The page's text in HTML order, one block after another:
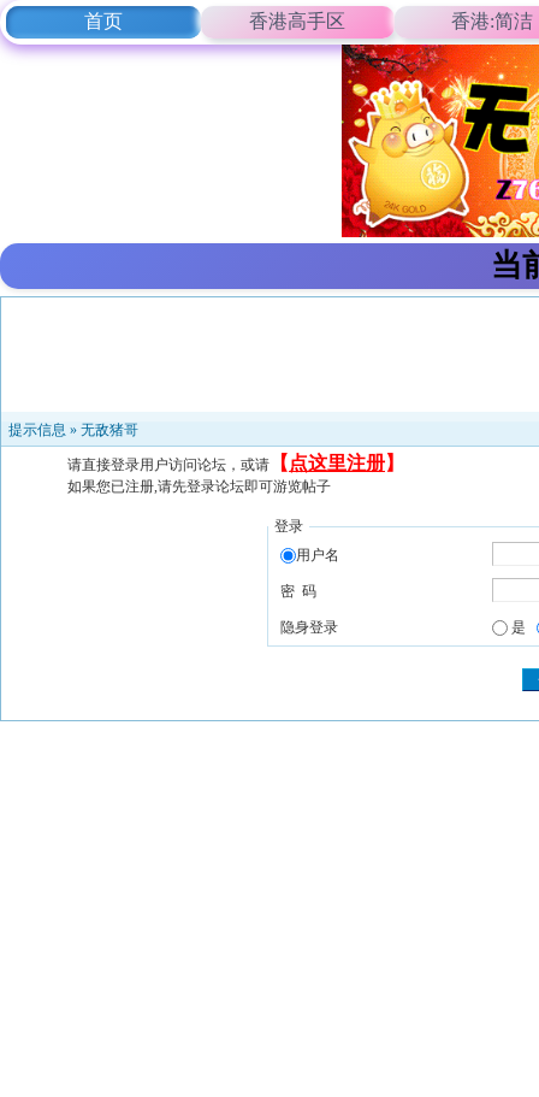
首页 香港高手区 香港:简洁
当
提示信息 » 无敌猪哥
请直接登录用户访问论坛，或请 【 点这里注册】
如果您已注册,请先登录论坛即可游览帖子
登录
用户名
密 码
隐身登录 是